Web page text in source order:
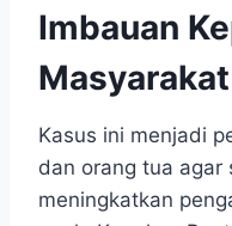
Imbauan
Kasus ini menjadi
dan orang tua agar
meningkatkan